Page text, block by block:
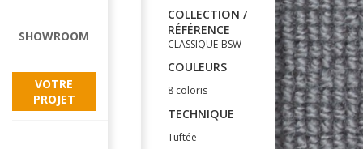
SHOWROOM
VOTRE
PROJET
COLLECTION /
RÉFÉRENCE
CLASSIQUE-BSW
COULEURS
8 coloris
TECHNIQUE
Tuftée